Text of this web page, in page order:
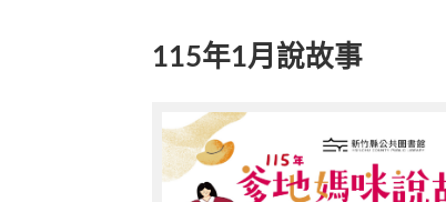
115年1月說故事